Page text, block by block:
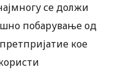
се должи
побарување од
кое